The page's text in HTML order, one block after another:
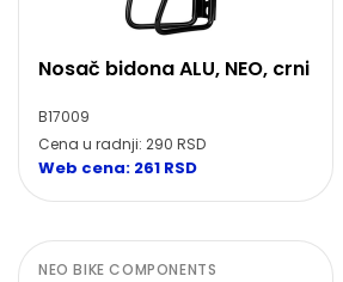
Nosač bidona ALU, NEO, crni
B17009
Cena u radnji: 290 RSD
Web cena: 261 RSD
NEO BIKE COMPONENTS